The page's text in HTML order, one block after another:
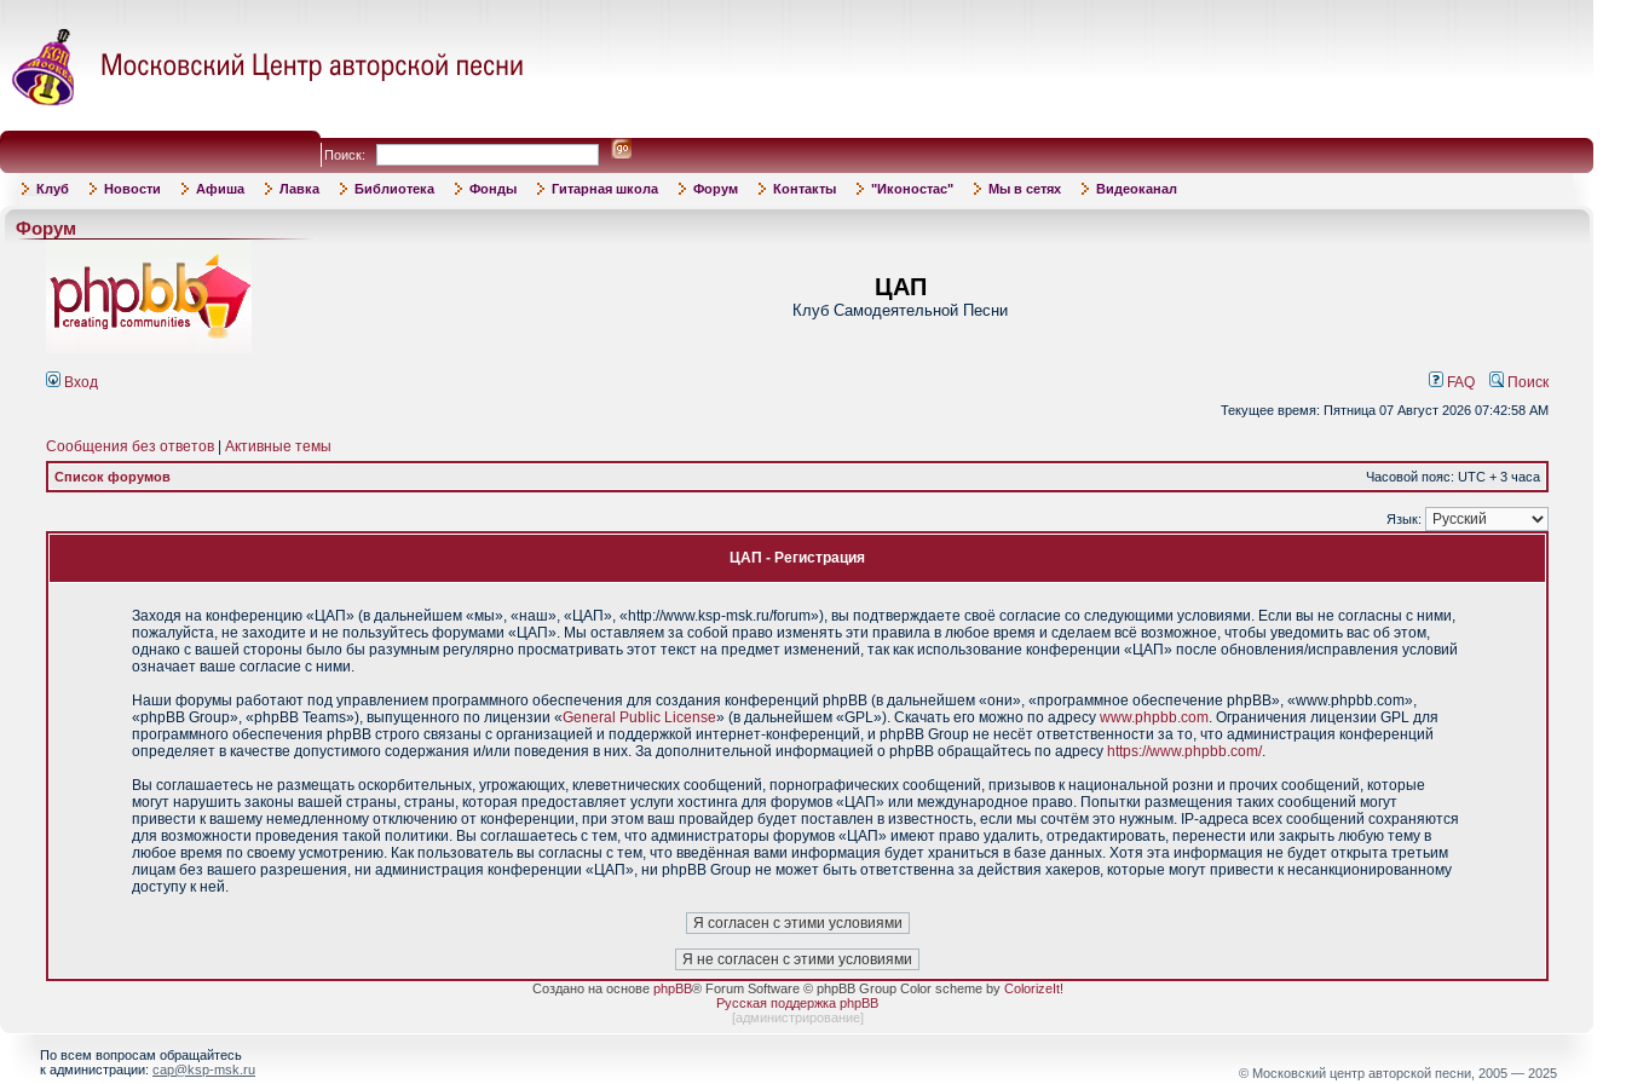
Поиск:
Клуб Новости Афиша Лавка Библиотека Фонды Гитарная школа Форум Контакты "Иконостас" Мы в сетях Видеоканал
Форум
ЦАП
Клуб Самодеятельной Песни
Вход FAQ Поиск
Текущее время: Пятница 07 Август 2026 07:42:58 AM
Сообщения без ответов Активные темы
Список форумов Часовой пояс: UTC + 3 часа
Язык:
ЦАП - Регистрация
Заходя на конференцию «ЦАП» (в дальнейшем «мы», «наш», «ЦАП», «http://www.ksp-msk.ru/forum»), вы подтверждаете своё согласие со следующими условиями. Если вы не согласны с ними,
пожалуйста, не заходите и не пользуйтесь форумами «ЦАП». Мы оставляем за собой право изменять эти правила в любое время и сделаем всё возможное, чтобы уведомить вас об этом,
однако с вашей стороны было бы разумным регулярно просматривать этот текст на предмет изменений, так как использование конференции «ЦАП» после обновления/исправления условий
означает ваше согласие с ними.
Наши форумы работают под управлением программного обеспечения для создания конференций phpBB (в дальнейшем «они», «программное обеспечение phpBB», «www.phpbb.com»,
«phpBB Group», «phpBB Teams»), выпущенного по лицензии «General Public License» (в дальнейшем «GPL»). Скачать его можно по адресу www.phpbb.com. Ограничения лицензии GPL для
программного обеспечения phpBB строго связаны с организацией и поддержкой интернет-конференций, и phpBB Group не несёт ответственности за то, что администрация конференций
определяет в качестве допустимого содержания и/или поведения в них. За дополнительной информацией о phpBB обращайтесь по адресу https://www.phpbb.com/.
Вы соглашаетесь не размещать оскорбительных, угрожающих, клеветнических сообщений, порнографических сообщений, призывов к национальной розни и прочих сообщений, которые
могут нарушить законы вашей страны, страны, которая предоставляет услуги хостинга для форумов «ЦАП» или международное право. Попытки размещения таких сообщений могут
привести к вашему немедленному отключению от конференции, при этом ваш провайдер будет поставлен в известность, если мы сочтём это нужным. IP-адреса всех сообщений сохраняются
для возможности проведения такой политики. Вы соглашаетесь с тем, что администраторы форумов «ЦАП» имеют право удалить, отредактировать, перенести или закрыть любую тему в
любое время по своему усмотрению. Как пользователь вы согласны с тем, что введённая вами информация будет храниться в базе данных. Хотя эта информация не будет открыта третьим
лицам без вашего разрешения, ни администрация конференции «ЦАП», ни phpBB Group не может быть ответственна за действия хакеров, которые могут привести к несанкционированному
доступу к ней.
Создано на основе phpBB® Forum Software © phpBB Group Color scheme by ColorizeIt!
Русская поддержка phpBB
[администрирование]
По всем вопросам обращайтесь
к администрации: cap@ksp-msk.ru © Московский центр авторской песни, 2005 — 2025